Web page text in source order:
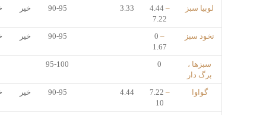
لوبیا سبز 4.44 –
7.22
3.33
90-95 خیر
نخود سبز 0 –
1.67
90-95 خیر
سبزها ،
برگ دار
0
95-100
گواوا 7.22 –
10
4.44
90-95 خیر